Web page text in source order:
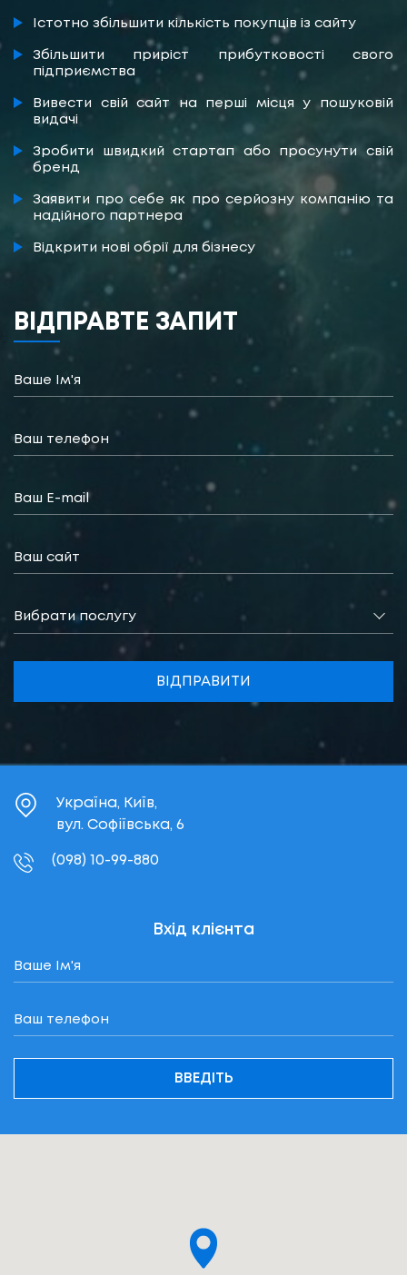
Істотно збільшити кількість покупців із сайту
Збільшити приріст прибутковості свого
підприємства
Вивести свій сайт на перші місця у пошуковій
видачі
Зробити швидкий стартап або просунути свій
бренд
Заявити про себе як про серйозну компанію та
надійного партнера
Відкрити нові обрії для бізнесу
ВІДПРАВТЕ ЗАПИТ
Вибрати послугу
ВІДПРАВИТИ
Україна, Київ,
вул. Софіївська, 6
(098) 10-99-880
Вхід клієнта
ВВЕДІТЬ